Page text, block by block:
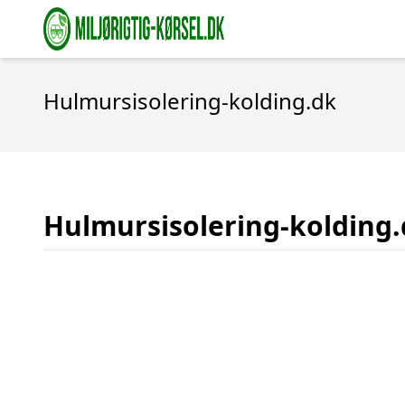
Hulmursisolering-kolding.dk
Hulmursisolering-